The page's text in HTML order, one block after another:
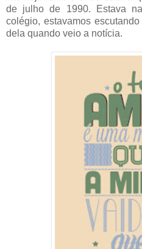
de julho de 1990. Estava
colégio, estavamos
dela quando veio a notícia.